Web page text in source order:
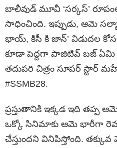
బాలీవుడ్ మూవీ ‘సర్కస్’
సాధించింది. ఇప్పుడు, ఆమె
భాయ్, కిసీ కి జాన్’ విడుదల
కూడా పెద్దగా పాజిటివ్ బజ్ ఏమి
తదుపరి చిత్రం సూపర్ స్టార్
#SSMB28.
ప్రస్తుతానికి ఇక్కడ ఇది తప్ప
ఒక్కో సినిమాకు ఆమె భారీగా
చేస్తుందని వినిపిస్తోంది.